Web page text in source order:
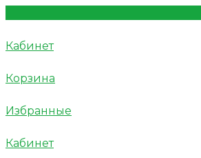
Кабинет
Корзина
Избранные
Кабинет